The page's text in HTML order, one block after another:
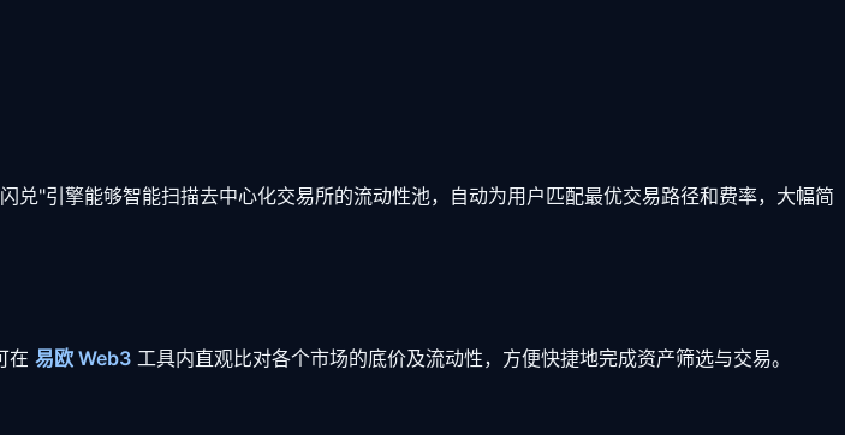
兑"引擎能够智能扫描去中心化交易所的流动性池，自动为用户匹配最优交易路径和费率，大幅简
在 易欧 Web3 工具内直观比对各个市场的底价及流动性，方便快捷地完成资产筛选与交易。